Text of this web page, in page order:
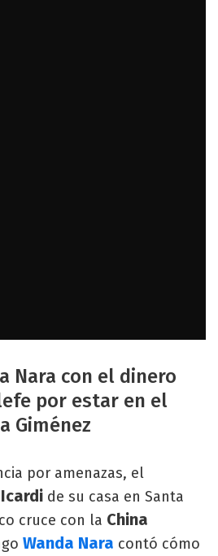
Nara con el dinero
por estar en el
Giménez
por amenazas, el
de su casa en Santa
cruce con la China
Wanda Nara contó cómo